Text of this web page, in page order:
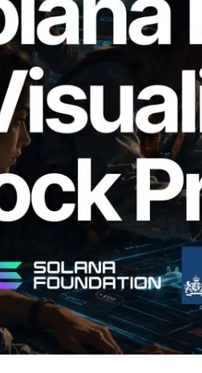
ने Solana Block
— प्रति-slot ब्लॉक
वैलिडेटर का